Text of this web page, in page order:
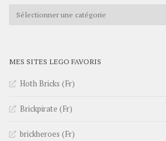
Catégories
MES SITES LEGO FAVORIS
Hoth Bricks (Fr)
Brickpirate (Fr)
brickheroes (Fr)